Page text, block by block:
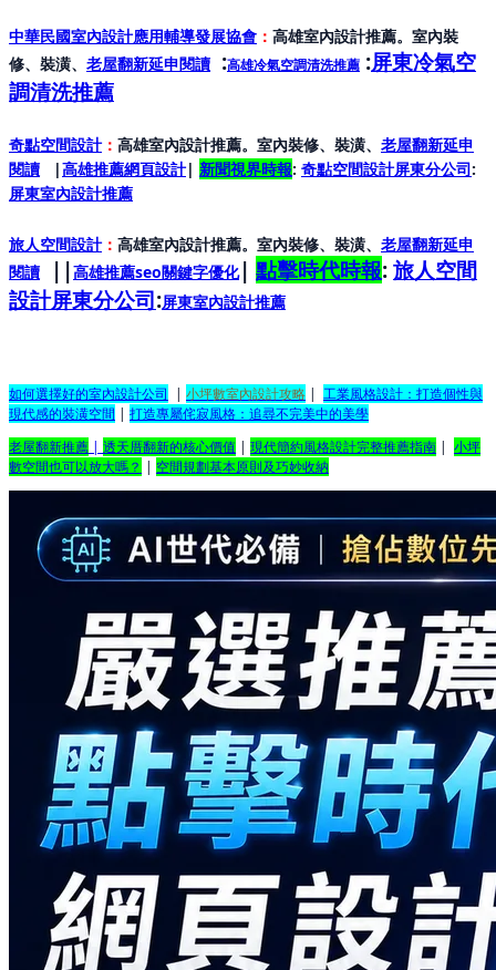
中華民國室內設計應用輔導發展協會 ： 高雄室內設計推薦。室內裝
修、裝潢、 老屋翻新延申閱讀 :高雄冷氣空調清洗推薦 :屏東冷氣空
調清洗推薦
奇點空間設計： 高雄室內設計推薦。室內裝修、裝潢、 老屋翻新延申
閱讀 |高雄推薦網頁設計| 新聞視界時報: 奇點空間設計屏東分公司:
屏東室內設計推薦
旅人空間設計： 高雄室內設計推薦。室內裝修、裝潢、 老屋翻新延申
閱讀
||高雄推薦seo關鍵字優化| 點擊時代時報: 旅人空間
設計屏東分公司:屏東室內設計推薦
如何選擇好的室內設計公司 | 小坪數室內設計攻略 | 工業風格設計：打造個性與
現代感的裝潢空間 | 打造專屬侘寂風格：追尋不完美中的美學
老屋翻新推薦 | 透天厝翻新的核心價值 | 現代簡約風格設計完整推薦指南 | 小坪
數空間也可以放大嗎？ | 空間規劃基本原則及巧妙收納